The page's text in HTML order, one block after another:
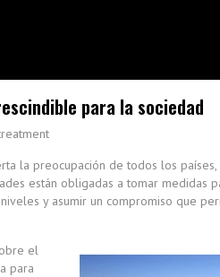
para la sociedad
la preocupación de todos los
están obligadas a tomar medidas
y asumir un compromiso que
el
para